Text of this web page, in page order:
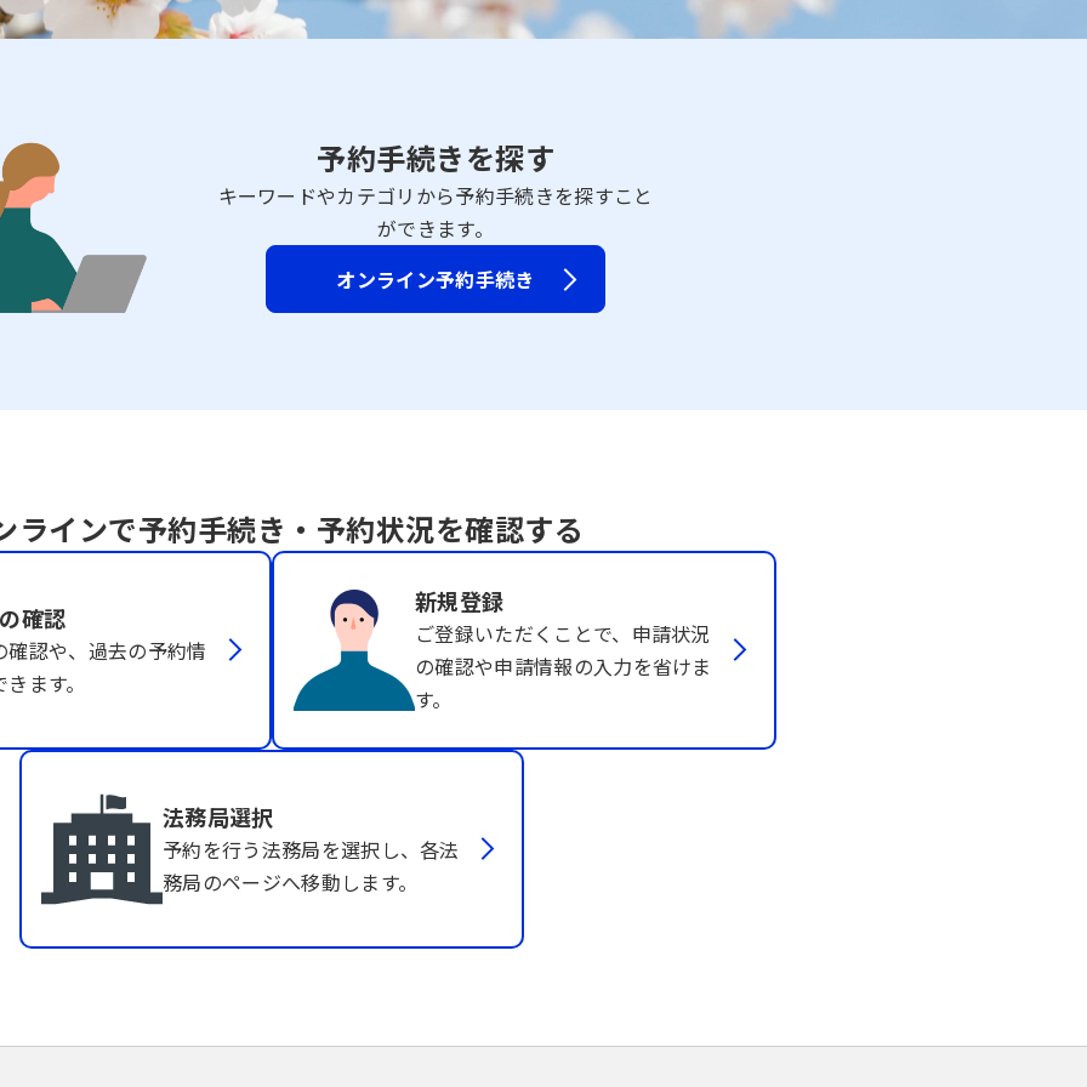
予約手続きを探す
キーワードやカテゴリから予約手続きを探すこと
ができます。
オンライン予約手続き
ラインで予約手続き・予約状況を確認する
確認
確認や、過去の予約情
ます。
新規登録
ご登録いただくことで、申請状況
の確認や申請情報の入力を省けま
す。
法務局選択
予約を行う法務局を選択し、各法
務局のページへ移動します。